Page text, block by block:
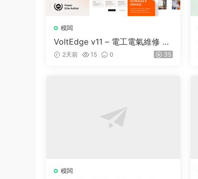
模闆
VoltEdge v11 – 電工電氣維修 W
ordPress 主題
2天前 15 0 35
模闆